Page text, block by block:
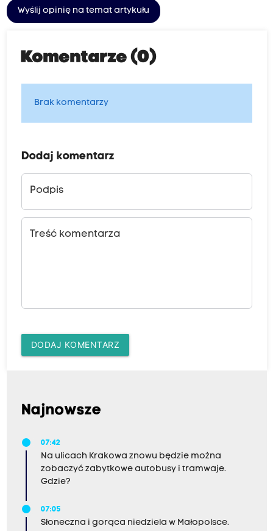
Wyślij opinię na temat artykułu
Komentarze (0)
Brak komentarzy
Dodaj komentarz
Podpis
Treść komentarza
DODAJ KOMENTARZ
Najnowsze
07:42
Na ulicach Krakowa znowu będzie można
zobaczyć zabytkowe autobusy i tramwaje.
Gdzie?
07:05
Słoneczna i gorąca niedziela w Małopolsce.